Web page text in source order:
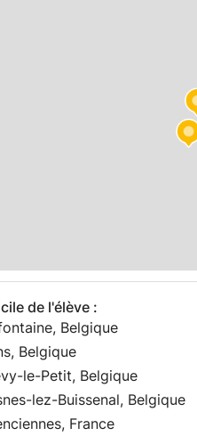
de l'élève :
Belgique
Belgique
le-Petit, Belgique
lez-Buissenal, Belgique
France